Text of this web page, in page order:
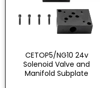
CETOP5/NG10 24v
Solenoid Valve and
Manifold Subplate